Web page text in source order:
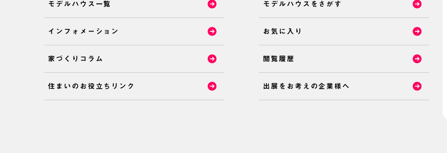
モデルハウス一覧
インフォメーション
家づくりコラム
住まいのお役立ちリンク
モデルハウスをさがす
お気に入り
閲覧履歴
出展をお考えの企業様へ